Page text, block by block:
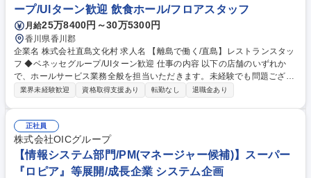
ープ/UIターン歓迎 飲食ホール/フロアスタッフ
月給25万8400円～30万5300円
香川県香川郡
企業名 株式会社直島文化村 求人名 【離島で働く/直島】レストランスタッ
フ ◆ベネッセグループ/UIターン歓迎 仕事の内容 以下の店舗のいずれか
で、ホールサービス業務全般を担当いただきます。未経験でも問題ござい
ません！ （1）テラスレストラン（フレンチレストラン） （2）一扇（和
種 【離島で働く/直島】レストランスタッフ ◆ベネッセグループ/UIターン
歓迎
業界未経験歓迎 資格取得支援あり 転勤なし 退職金あり
正社員
株式会社OICグループ
【情報システム部門/PM(マネージャー候補)】スーパー
『ロピア』等展開/成長企業 システム企画